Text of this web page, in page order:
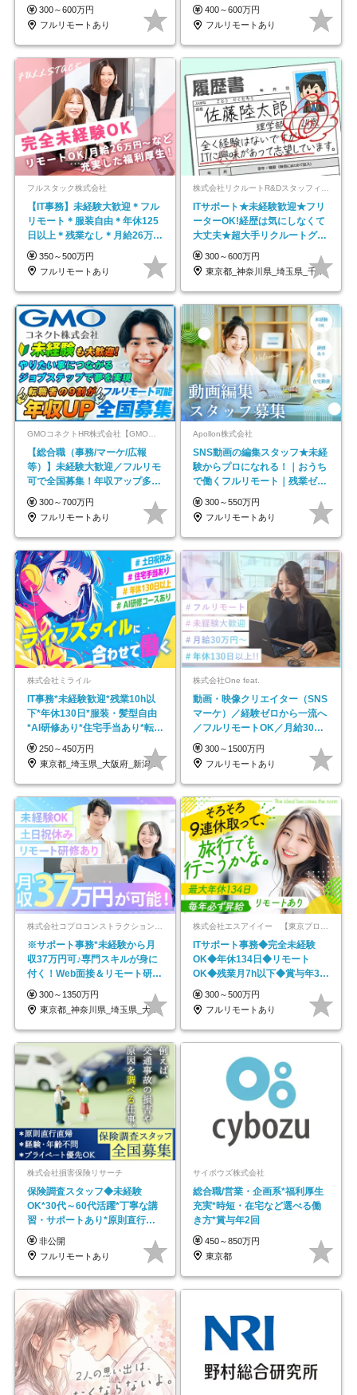
在宅勤務手当あり
300～600万円
フルリモートあり
600万円可
400～600万円
フルリモートあり
フルスタック株式会社
【IT事務】未経験大歓迎＊フル
リモート＊服装自由＊年休125
日以上＊残業なし＊月給26万円
以上
350～500万円
フルリモートあり
ITサポート★未経験歓迎★フリ
ーターOK!経歴は気にしなくて
大丈夫★超大手リクルートグル
ープの正社員/sg
300～600万円
東京都_神奈川県_埼玉県_千葉県_大阪府…
GMOコネクトHR株式会社【GMOインターネットグループ】
【総合職（事務/マーケ/広報
等）】未経験大歓迎／フルリモ
可で全国募集！年収アップ多数
★年休最大130日★
300～700万円
フルリモートあり
Apollon株式会社
SNS動画の編集スタッフ★未経
験からプロになれる！｜おうち
で働くフルリモート｜残業ゼロ
で18時退勤◎
300～550万円
フルリモートあり
株式会社ミライル
IT事務*未経験歓迎*残業10h以
下*年休130日*服装・髪型自由
*AI研修あり*住宅手当あり*転勤
なし
250～450万円
東京都_埼玉県_大阪府_新潟県_福岡県
株式会社One feat.
動画・映像クリエイター（SNS
マーケ）／経験ゼロから一流へ
／フルリモートOK／月給30万
円～／年休130日以上
300～1500万円
フルリモートあり
※サポート事務*未経験から月
収37万円可♪専門スキルが身に
付く！Web面接＆リモート研修
も充実♪/a
300～1350万円
東京都_神奈川県_埼玉県_大阪府_愛知県…
ITサポート事務◆完全未経験
OK◆年休134日◆リモート
OK◆残業月7h以下◆賞与年3回
◆5年目まで必ず昇給
300～500万円
フルリモートあり
株式会社損害保険リサーチ
保険調査スタッフ◆未経験
OK*30代～60代活躍*丁寧な講
習・サポートあり*原則直行直
帰／全国募集・業務委託
非公開
フルリモートあり
サイボウズ株式会社
総合職/営業・企画系*福利厚生
充実*時短・在宅など選べる働
き方*賞与年2回
450～850万円
東京都